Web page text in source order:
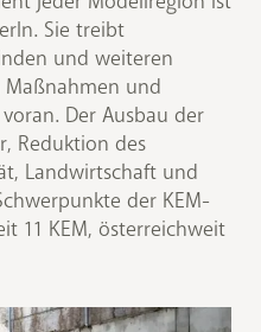
Sie treibt
und weiteren
Maßnahmen und
Der Ausbau der
Reduktion des
Landwirtschaft und
der KEM-
11 KEM, österreichweit